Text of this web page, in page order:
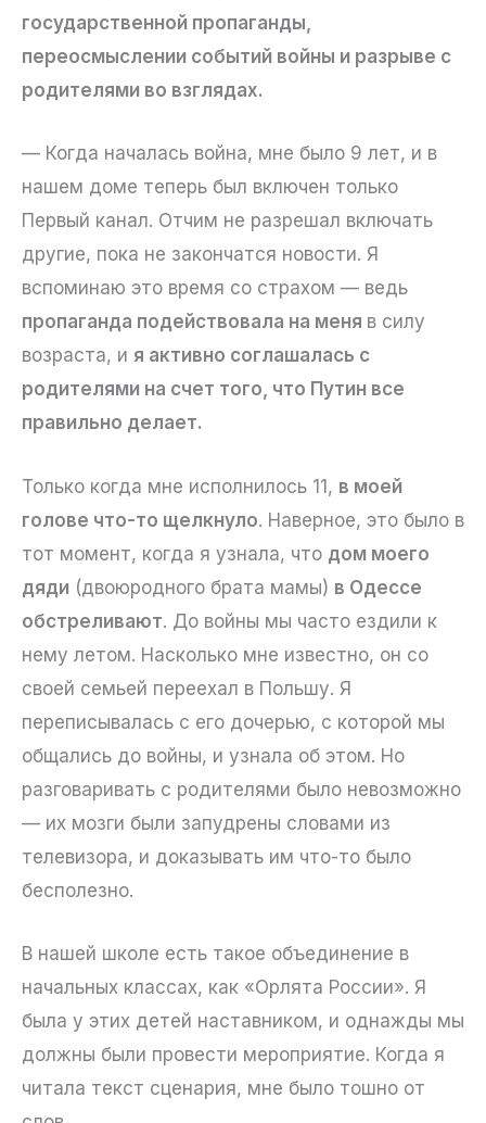
государственной пропаганды,
переосмыслении событий войны и разрыве с
родителями во взглядах.
— Когда началась война, мне было 9 лет, и в
нашем доме теперь был включен только
Первый канал. Отчим не разрешал включать
другие, пока не закончатся новости. Я
вспоминаю это время со страхом — ведь
пропаганда подействовала на меня в силу
возраста, и я активно соглашалась с
родителями на счет того, что Путин все
правильно делает.
Только когда мне исполнилось 11, в моей
голове что-то щелкнуло. Наверное, это было в
тот момент, когда я узнала, что дом моего
дяди (двоюродного брата мамы) в Одессе
обстреливают. До войны мы часто ездили к
нему летом. Насколько мне известно, он со
своей семьей переехал в Польшу. Я
переписывалась с его дочерью, с которой мы
общались до войны, и узнала об этом. Но
разговаривать с родителями было невозможно
— их мозги были запудрены словами из
телевизора, и доказывать им что-то было
бесполезно.
В нашей школе есть такое объединение в
начальных классах, как «Орлята России». Я
была у этих детей наставником, и однажды мы
должны были провести мероприятие. Когда я
читала текст сценария, мне было тошно от